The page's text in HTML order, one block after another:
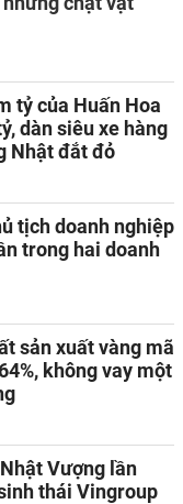
tỷ của Huấn Hoa
dàn siêu xe hàng
Nhật đắt đỏ
tịch doanh nghiệp
trong hai doanh
sản xuất vàng mã
không vay một
Vượng lần
thái Vingroup